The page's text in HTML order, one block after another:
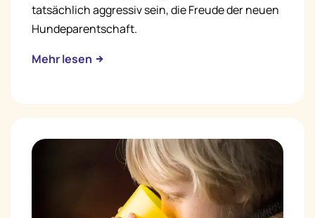
tatsächlich aggressiv sein, die Freude der neuen
Hundeparentschaft.
Mehr lesen